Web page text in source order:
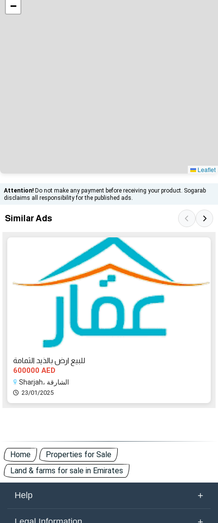
−
Leaflet
Attention! Do not make any payment before receiving your product. Sogarab
disclaims all responsibility for the published ads.
Similar Ads
للبيع ارض بالذيد الثمامة
600000 AED
Sharjah، الشارقة
23/01/2025
Home
Properties for Sale
Land & farms for sale in Emirates
Help +
About Us